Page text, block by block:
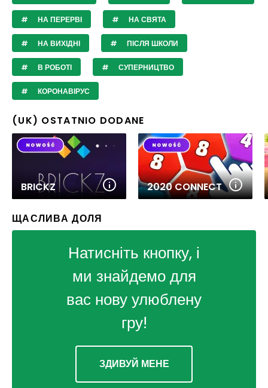
НА ПЕРЕРВІ НА СВЯТА
НА ВИХІДНІ ПІСЛЯ ШКОЛИ
В РОБОТІ СУПЕРНИЦТВО
КОРОНАВІРУС
(UK) OSTATNIO DODANE
BRICKZ 2020 CONNECT
ЩАСЛИВА ДОЛЯ
Натисніть кнопку, і
ми знайдемо для
вас нову улюблену
гру!
ЗДИВУЙ МЕНЕ